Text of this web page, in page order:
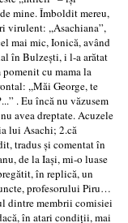
mine. Îmboldit mereu,
virulent: ,,Asachiana”,
mai mic, Ionică, având
în Bulzeşti, i l-a arătat
cu mama la
,,Măi George, te
. Eu încă nu văzusem
avea dreptate. Acuzele
lui Asachi; 2.că
tradus şi comentat în
de la Iaşi, mi-o luase
în replică, un
profesorului Piru…
dintre membrii comisiei
în atari condiţii, mai